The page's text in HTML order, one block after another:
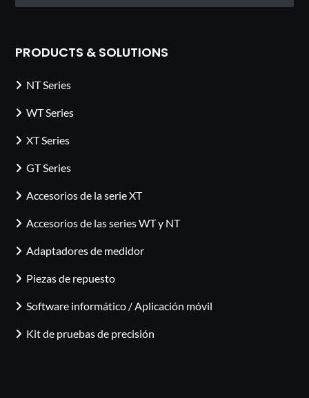
PRODUCTS & SOLUTIONS
NT Series
WT Series
XT Series
GT Series
Accesorios de la serie XT
Accesorios de las series WT y NT
Adaptadores de medidor
Piezas de repuesto
Software informático / Aplicación móvil
Kit de pruebas de precisión